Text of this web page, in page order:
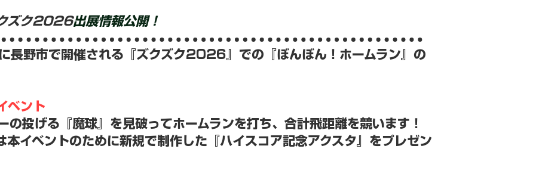
ズク2026出展情報公開！
野市で開催される『ズクズク2026』での『ぼんぼん！ホームラン』の
ベント
投げる『魔球』を見破ってホームランを打ち、合計飛距離を競います！
イベントのために新規で制作した『ハイスコア記念アクスタ』をプレゼン